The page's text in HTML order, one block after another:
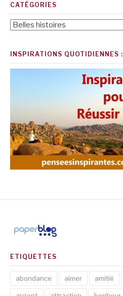
CATÉGORIES
Catégories
INSPIRATIONS QUOTIDIENNES :
ETIQUETTES
abondance aimer amitié